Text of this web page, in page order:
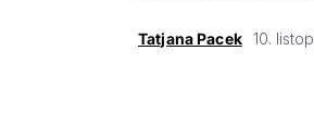
Tatjana Pacek 10.